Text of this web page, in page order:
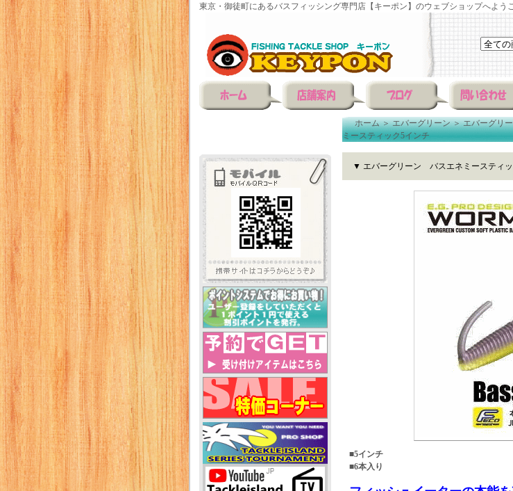
東京・御徒町にあるバスフィッシング専門店【キーポン】のウェブショップへよう
ホーム＞エバーグリーン＞エバーグリ
ミースティック5インチ
▼ エバーグリーン バスエネミースティッ
■5インチ
■6本入り